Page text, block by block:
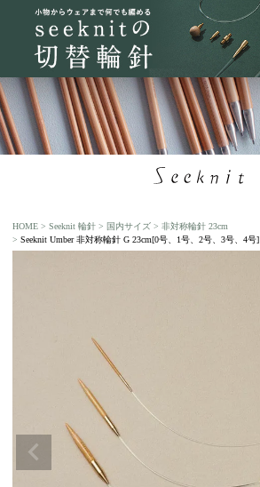
HOME Seeknit 輪針 国内サイズ
非対称輪針 23cm
Seeknit Umber 非対称輪針 G 23cm[0号、1号、2号、3号、4号]